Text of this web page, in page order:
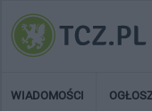
WIADOMOŚCI